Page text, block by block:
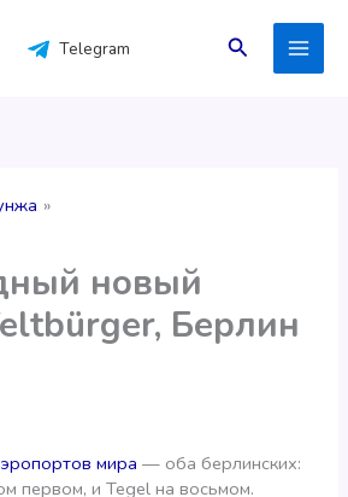
Telegram Поиск
новый
Берлин
мира — оба берлинских:
первом, и Tegel на восьмом.